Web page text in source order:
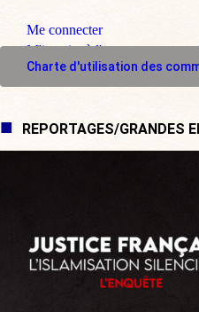
Me connecter
M'inscrire à l'espace
Charte d'utilisation des
REPORTAGES/GRANDES